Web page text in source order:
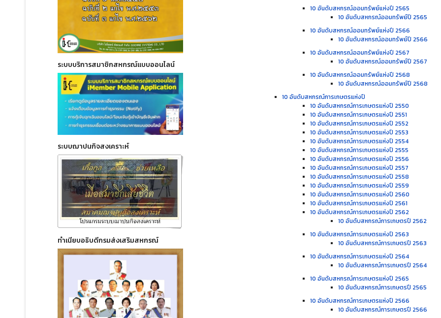
ระบบบริการสมาชิกสหกรณ์แบบออนไลน์
ระบบฌาปนกิจสงเคราะห์
ทำเนียบอธิบดีกรมส่งเสริมสหกรณ์
10 อันดับสหกรณ์ออมทรัพย์แห่งปี 2565
10 อันดับสหกรณ์ออมทรัพย์ปี 2565
10 อันดับสหกรณ์ออมทรัพย์แห่งปี 2566
10 อันดับสหกรณ์ออมทรัพย์ปี 2566
10 อันดับสหกรณ์ออมทรัพย์แห่งปี 2567
10 อันดับสหกรณ์ออมทรัพย์ปี 2567
10 อันดับสหกรณ์ออมทรัพย์แห่งปี 2568
10 อันดับสหกรณ์ออมทรัพย์ปี 2568
10 อันดับสหกรณ์การเกษตรแห่งปี
10 อันดับสหกรณ์การเกษตรแห่งปี 2550
10 อันดับสหกรณ์การเกษตรแห่งปี 2551
10 อันดับสหกรณ์การเกษตรแห่งปี 2552
10 อันดับสหกรณ์การเกษตรแห่งปี 2553
10 อันดับสหกรณ์การเกษตรแห่งปี 2554
10 อันดับสหกรณ์การเกษตรแห่งปี 2555
10 อันดับสหกรณ์การเกษตรแห่งปี 2556
10 อันดับสหกรณ์การเกษตรแห่งปี 2557
10 อันดับสหกรณ์การเกษตรแห่งปี 2558
10 อันดับสหกรณ์การเกษตรแห่งปี 2559
10 อันดับสหกรณ์การเกษตรแห่งปี 2560
10 อันดับสหกรณ์การเกษตรแห่งปี 2561
10 อันดับสหกรณ์การเกษตรแห่งปี 2562
10 อันดับสหกรณ์การเกษตรปี 2562
10 อันดับสหกรณ์การเกษตรแห่งปี 2563
10 อันดับสหกรณ์การเกษตรปี 2563
10 อันดับสหกรณ์การเกษตรแห่งปี 2564
10 อันดับสหกรณ์การเกษตรปี 2564
10 อันดับสหกรณ์การเกษตรแห่งปี 2565
10 อันดับสหกรณ์การเกษตรปี 2565
10 อันดับสหกรณ์การเกษตรแห่งปี 2566
10 อันดับสหกรณ์การเกษตรปี 2566